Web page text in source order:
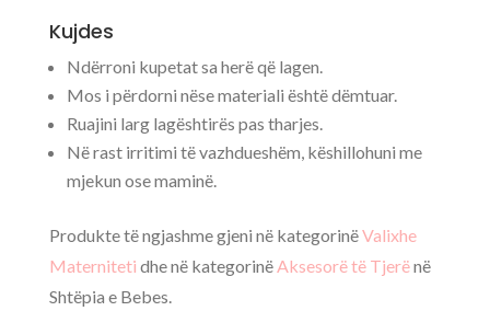
Kujdes
Ndërroni kupetat sa herë që lagen.
Mos i përdorni nëse materiali është dëmtuar.
Ruajini larg lagështirës pas tharjes.
Në rast irritimi të vazhdueshëm, këshillohuni me
mjekun ose maminë.
Produkte të ngjashme gjeni në kategorinëValixhe
Materniteti dhe në kategorinëAksesorë të Tjerënë
Shtëpia e Bebes.